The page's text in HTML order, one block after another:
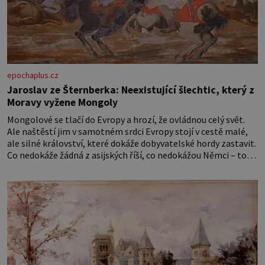
epochaplus.cz
Jaroslav ze Šternberka: Neexistující šlechtic, který z
Moravy vyžene Mongoly
Mongolové se tlačí do Evropy a hrozí, že ovládnou celý svět.
Ale naštěstí jim v samotném srdci Evropy stojí v cestě malé,
ale silné království, které dokáže dobyvatelské hordy zastavit.
Co nedokáže žádná z asijských říší, co nedokážou Němci – to
postupují podél Kaspického a Azovského moře,